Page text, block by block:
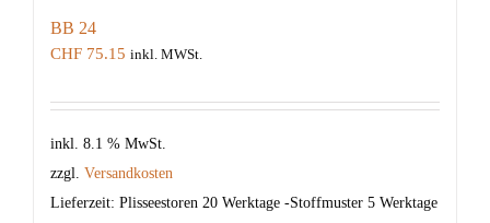
BB 24
CHF 75.15 inkl. MWSt.
inkl. 8.1 % MwSt.
zzgl. Versandkosten
Lieferzeit: Plisseestoren 20 Werktage -Stoffmuster 5 Werktage